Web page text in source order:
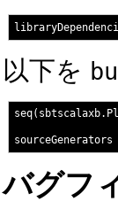
以下を
バグフ